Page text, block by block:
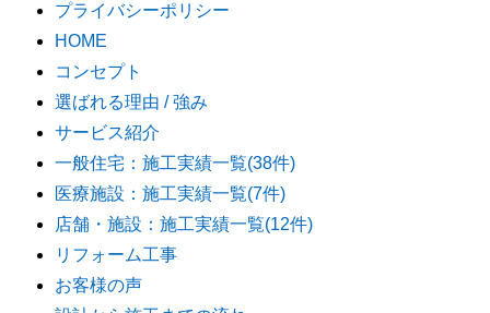
プライバシーポリシー
HOME
コンセプト
選ばれる理由 / 強み
サービス紹介
一般住宅：施工実績一覧(38件)
医療施設：施工実績一覧(7件)
店舗・施設：施工実績一覧(12件)
リフォーム工事
お客様の声